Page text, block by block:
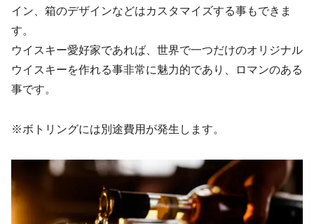
イン、箱のデザインなどはカスタマイズする事もできま
す。
ウイスキー愛好家であれば、世界で一つだけのオリジナル
ウイスキーを作れる事非常に魅力的であり、ロマンのある
事です。
※ボトリングには別途費用が発生します。